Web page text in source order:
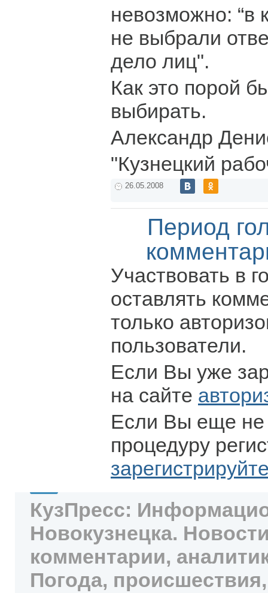
невозможно: “в
не выбрали
дело лиц".
Как это порой
выбирать.
Александр
"Кузнецкий
26.05.2008
Период
Участвовать в
оставлять
только
пользователи.
Если Вы уже
на сайте
Если Вы еще не
процедуру
КузПресс:
Новокузнецка.
комментарии,
Погода,